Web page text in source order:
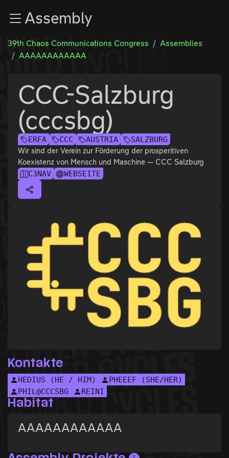
Zum InhaltAssembly
39th Chaos Communications Congress
Assemblies
AAAAAAAAAAAA
CCC-Salzburg
(cccsbg)
ERFA CCC AUSTRIA SALZBURG
Wir sind der Verein zur Förderung der prosperitiven
Koexistenz von Mensch und Maschine — CCC Salzburg
C3NAV WEBSEITE
Kontakte
HEDIUS (HE / HIM)
PHEEEF (SHE/HER)
PHIL@CCCSBG
REINI
Habitat
AAAAAAAAAAAA